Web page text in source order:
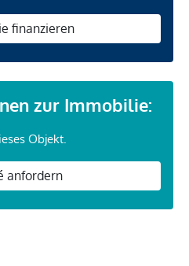
finanzieren
zur Immobilie:
Objekt.
anfordern